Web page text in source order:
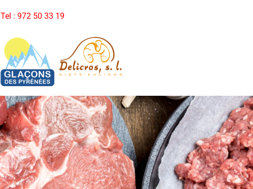
Tel : 972 50 33 19